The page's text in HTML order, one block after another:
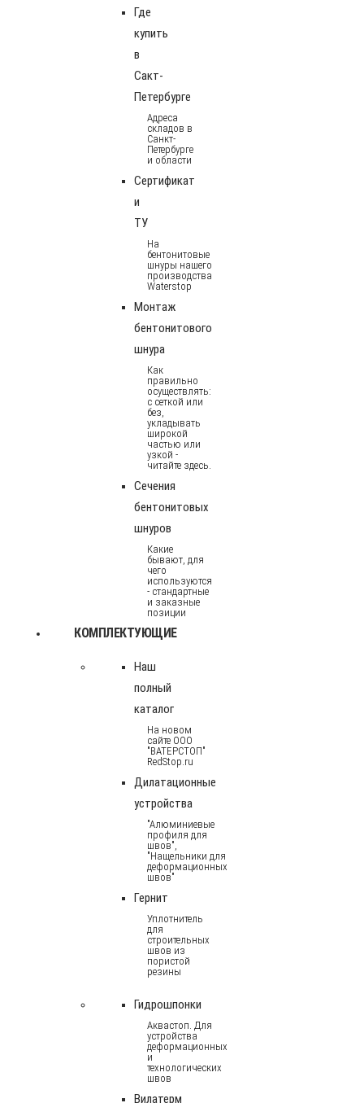
Где
купить
в
Сакт-
Петербурге
Адреса
складов в
Санкт-
Петербурге
и области
Сертификат
и
ТУ
На
бентонитовые
шнуры нашего
производства
Waterstop
Монтаж
бентонитового
шнура
Как
правильно
осуществлять:
с сеткой или
без,
укладывать
широкой
частью или
узкой -
читайте здесь.
Сечения
бентонитовых
шнуров
Какие
бывают, для
чего
используются
- стандартные
и заказные
позиции
КОМПЛЕКТУЮЩИЕ
Наш
полный
каталог
На новом
сайте ООО
"ВАТЕРСТОП"
RedStop.ru
Дилатационные
устройства
"Алюминиевые
профиля для
швов",
"Нащельники для
деформационных
швов"
Гернит
Уплотнитель
для
строительных
швов из
пористой
резины
Гидрошпонки
Аквастоп. Для
устройства
деформационных
и
технологических
швов
Вилатерм